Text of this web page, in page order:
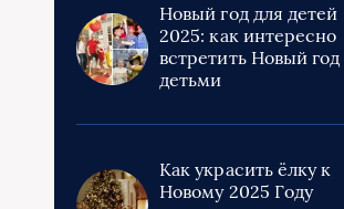
Новый год для детей
2025: как интересно
встретить Новый год
детьми
Как украсить ёлку к
Новому 2025 Году